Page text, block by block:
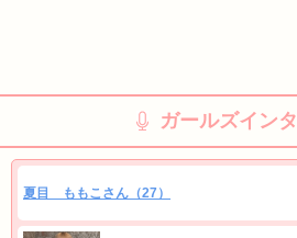
ガールズイン
夏目 ももこさん（27）